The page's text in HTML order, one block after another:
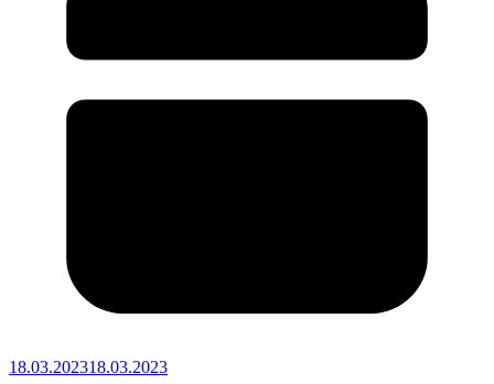
18.03.202318.03.2023